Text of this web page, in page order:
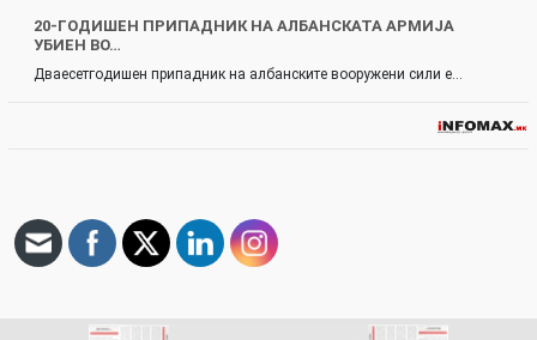
20-ГОДИШЕН ПРИПАДНИК НА АЛБАНСКАТА АРМИЈА
УБИЕН ВО…
Дваесетгодишен припадник на албанските вооружени сили е…